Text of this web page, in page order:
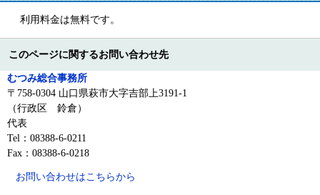
利用料金は無料です。
このページに関するお問い合わせ先
むつみ総合事務所
〒758-0304 山口県萩市大字吉部上3191-1
（行政区 鈴倉）
代表
Tel：08388-6-0211
Fax：08388-6-0218
お問い合わせはこちらから